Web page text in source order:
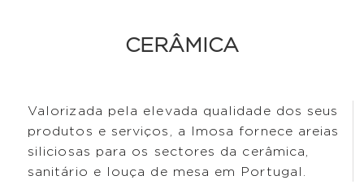
CERÂMICA
Valorizada pela elevada qualidade dos seus
produtos e serviços, a Imosa fornece areias
siliciosas para os sectores da cerâmica,
sanitário e louça de mesa em Portugal.